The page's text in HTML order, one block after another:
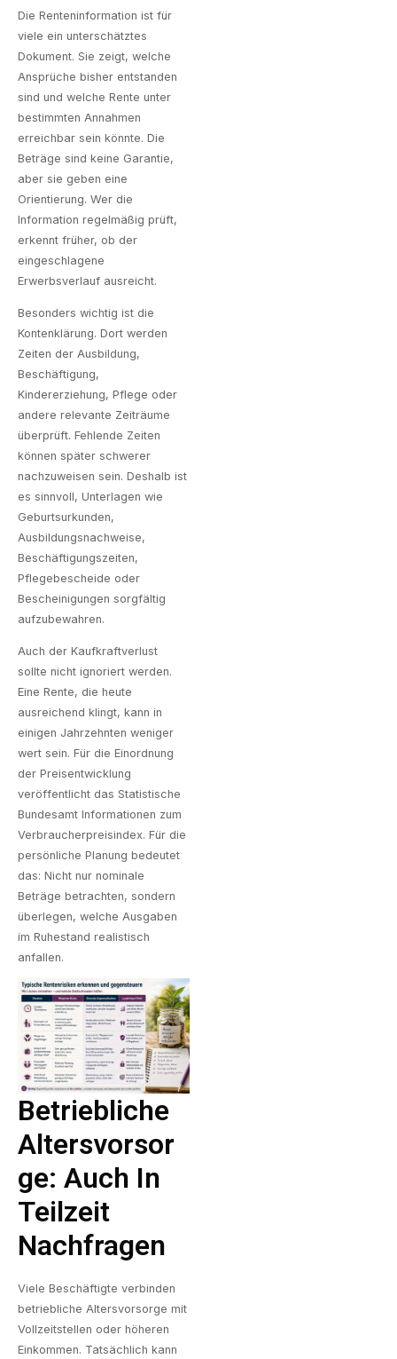
Die Renteninformation ist für
viele ein unterschätztes
Dokument. Sie zeigt, welche
Ansprüche bisher entstanden
sind und welche Rente unter
bestimmten Annahmen
erreichbar sein könnte. Die
Beträge sind keine Garantie,
aber sie geben eine
Orientierung. Wer die
Information regelmäßig prüft,
erkennt früher, ob der
eingeschlagene
Erwerbsverlauf ausreicht.
Besonders wichtig ist die
Kontenklärung. Dort werden
Zeiten der Ausbildung,
Beschäftigung,
Kindererziehung, Pflege oder
andere relevante Zeiträume
überprüft. Fehlende Zeiten
können später schwerer
nachzuweisen sein. Deshalb ist
es sinnvoll, Unterlagen wie
Geburtsurkunden,
Ausbildungsnachweise,
Beschäftigungszeiten,
Pflegebescheide oder
Bescheinigungen sorgfältig
aufzubewahren.
Auch der Kaufkraftverlust
sollte nicht ignoriert werden.
Eine Rente, die heute
ausreichend klingt, kann in
einigen Jahrzehnten weniger
wert sein. Für die Einordnung
der Preisentwicklung
veröffentlicht das Statistische
Bundesamt Informationen zum
Verbraucherpreisindex. Für die
persönliche Planung bedeutet
das: Nicht nur nominale
Beträge betrachten, sondern
überlegen, welche Ausgaben
im Ruhestand realistisch
anfallen.
Betriebliche
Altersvorsor
Ge: Auch In
Teilzeit
Nachfragen
Viele Beschäftigte verbinden
betriebliche Altersvorsorge mit
Vollzeitstellen oder höheren
Einkommen. Tatsächlich kann